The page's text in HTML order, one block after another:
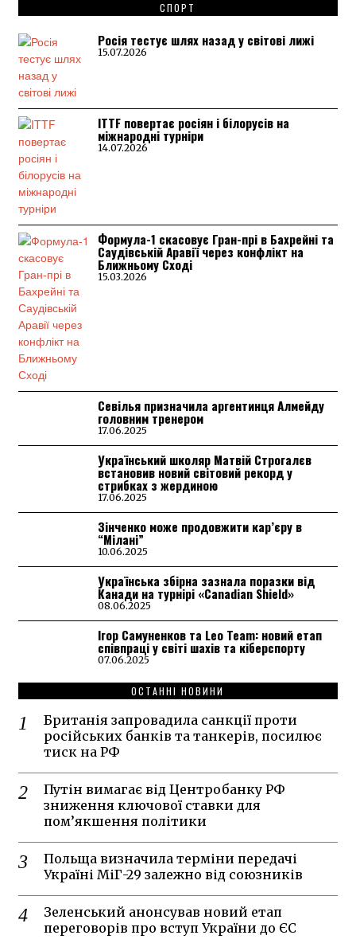
СПОРТ
Росія тестує шлях назад у світові лижі
15.07.2026
ITTF повертає росіян і білорусів на
міжнародні турніри
14.07.2026
Формула-1 скасовує Гран-прі в Бахрейні та
Саудівській Аравії через конфлікт на
Ближньому Сході
15.03.2026
Севілья призначила аргентинця Алмейду
головним тренером
17.06.2025
Український школяр Матвій Строгалєв
встановив новий світовий рекорд у
стрибках з жердиною
17.06.2025
Зінченко може продовжити кар’єру в
“Мілані”
10.06.2025
Українська збірна зазнала поразки від
Канади на турнірі «Canadian Shield»
08.06.2025
Ігор Самуненков та Leo Team: новий етап
співпраці у світі шахів та кіберспорту
07.06.2025
ОСТАННІ НОВИНИ
Британія запровадила санкції проти
російських банків та танкерів, посилює
тиск на РФ
Путін вимагає від Центробанку РФ
зниження ключової ставки для
пом’якшення політики
Польща визначила терміни передачі
Україні МіГ-29 залежно від союзників
Зеленський анонсував новий етап
переговорів про вступ України до ЄС